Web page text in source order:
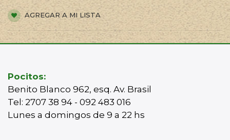
AGREGAR A MI LISTA
Pocitos:
Benito Blanco 962, esq. Av. Brasil
Tel: 2707 38 94 - 092 483 016
Lunes a domingos de 9 a 22 hs